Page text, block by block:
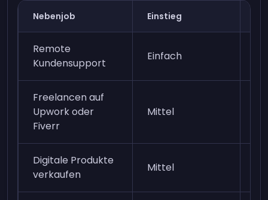
Nebenjob Einstieg
Remote
Kundensupport
Einfach
Freelancen auf
Upwork oder
Fiverr
Mittel
Digitale Produkte
verkaufen
Mittel